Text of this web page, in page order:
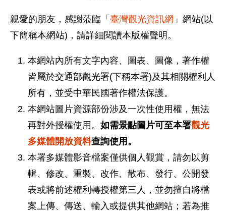
親愛的朋友，感謝蒞臨「 臺灣觀光資訊網 」網站(以
下簡稱本網站)，請詳細閱讀本版權聲明。
本網站內所有文字內容、圖表、圖像，著作權
皆屬於交通部觀光署(下稱本署)及其相關權利人
所有，並受中華民國著作權法保護。
本網站圖片資源部份涉及一次性使用權，無法
再對外授權使用。 如需景點圖片可至本署觀光
多媒體開放資料查詢使用。
本署多媒體影音檔案僅供個人觀賞，請勿以剪
輯、修改、重製、改作、散布、發行、公開發
表或將前述權利轉授權第三人，並勿擅自將檔
案上傳、傳送、輸入或提供其他網站；若為推